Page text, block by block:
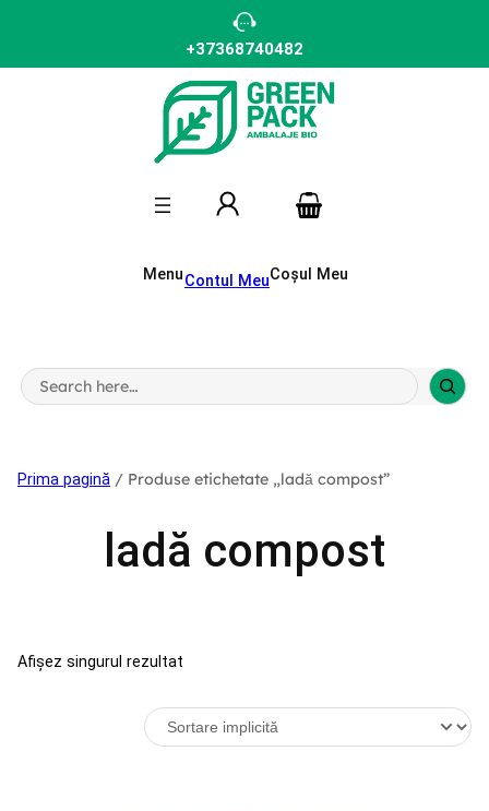
+37368740482
MenuContul MeuCoșul Meu
S
e
h
Prima pagină / Produse etichetate „ladă compost”
ladă compost
Afișez singurul rezultat